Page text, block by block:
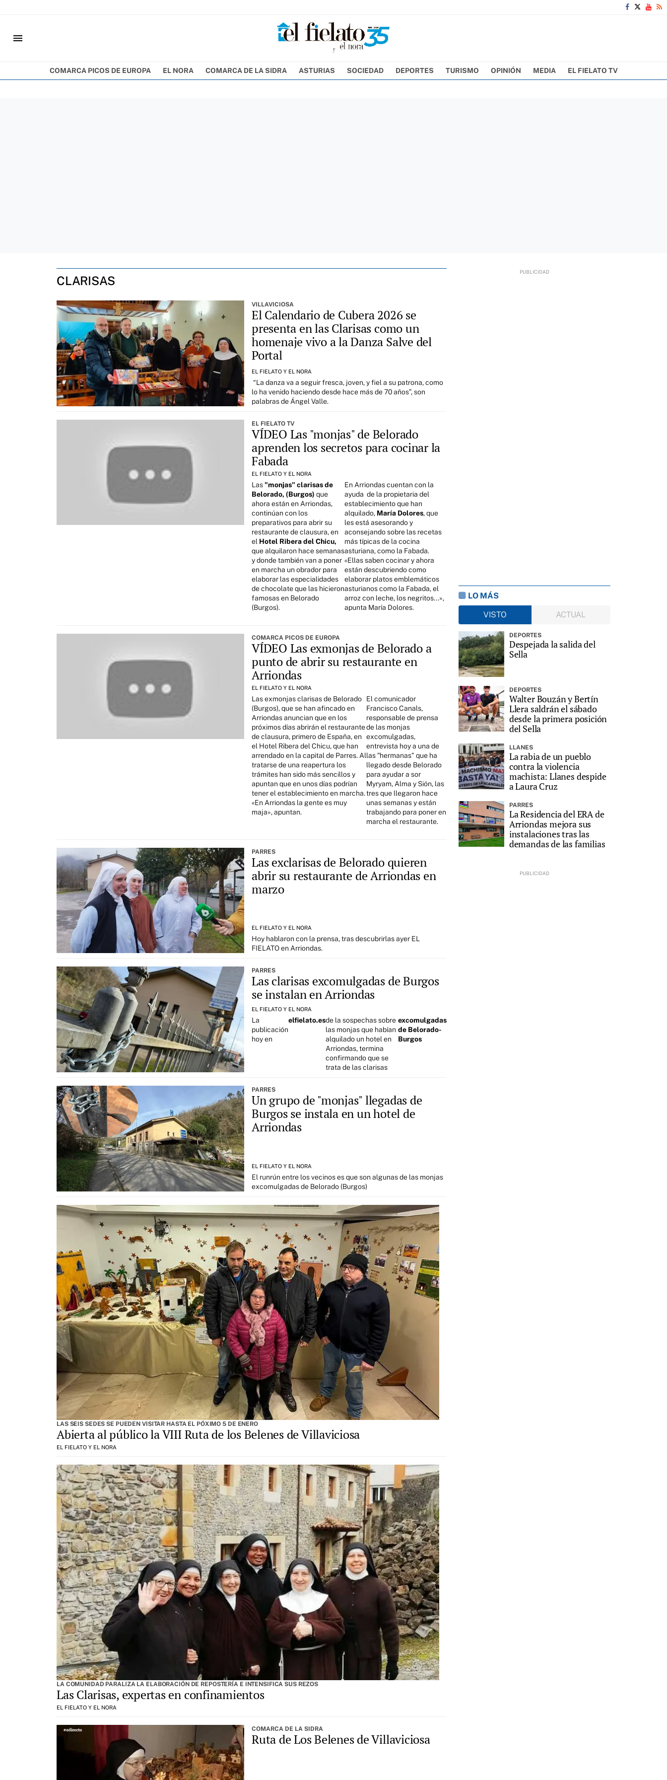
menu
COMARCA PICOS DE EUROPA EL NORA COMARCA DE LA SIDRA ASTURIAS SOCIEDAD DEPORTES TURISMO OPINIÓN MEDIA EL FIELATO TV
CLARISAS
VILLAVICIOSA
El Calendario de Cubera 2026 se
presenta en las Clarisas como un
homenaje vivo a la Danza Salve del
Portal
EL FIELATO Y EL NORA
“La danza va a seguir fresca, joven, y fiel a su patrona, como
lo ha venido haciendo desde hace más de 70 años”, son
palabras de Ángel Valle.
EL FIELATO TV
VÍDEO Las "monjas" de Belorado
aprenden los secretos para cocinar la
Fabada
EL FIELATO Y EL NORA
Las"monjas" clarisas de
Belorado, (Burgos) que
ahora están en Arriondas,
continúan con los
preparativos para abrir su
restaurante de clausura, en
el Hotel Ribera del Chicu,
que alquilaron hace semanas
y donde también van a poner
en marcha un obrador para
elaborar las especialidades
de chocolate que las hicieron
famosas en Belorado
(Burgos).
En Arriondas cuentan con la
ayuda de la propietaria del
establecimiento que han
alquilado, María Dolores, que
les está asesorando y
aconsejando sobre las recetas
más típicas de la cocina
asturiana, como la Fabada.
«Ellas saben cocinar y ahora
están descubriendo como
elaborar platos emblemáticos
asturianos como la Fabada, el
arroz con leche, los negritos...»,
apunta María Dolores.
COMARCA PICOS DE EUROPA
VÍDEO Las exmonjas de Belorado a
punto de abrir su restaurante en
Arriondas
EL FIELATO Y EL NORA
Las exmonjas clarisas de Belorado
(Burgos), que se han afincado en
Arriondas anuncian que en los
próximos días abrirán el restaurante
de clausura, primero de España, en
el Hotel Ribera del Chicu, que han
arrendado en la capital de Parres. Al
tratarse de una reapertura los
trámites han sido más sencillos y
apuntan que en unos días podrían
tener el establecimiento en marcha.
«En Arriondas la gente es muy
maja», apuntan.
El comunicador
Francisco Canals,
responsable de prensa
de las monjas
excomulgadas,
entrevista hoy a una de
las "hermanas" que ha
llegado desde Belorado
para ayudar a sor
Myryam, Alma y Sión, las
tres que llegaron hace
unas semanas y están
trabajando para poner en
marcha el restaurante.
PARRES
Las exclarisas de Belorado quieren
abrir su restaurante de Arriondas en
marzo
EL FIELATO Y EL NORA
Hoy hablaron con la prensa, tras descubrirlas ayer EL
FIELATO en Arriondas.
PARRES
Las clarisas excomulgadas de Burgos
se instalan en Arriondas
EL FIELATO Y EL NORA
La
publicación
hoy en
elfielato.esde la sospechas sobre
las monjas que habían
alquilado un hotel en
Arriondas, termina
confirmando que se
trata de las clarisas
excomulgadas
de Belorado-
Burgos
PARRES
Un grupo de "monjas" llegadas de
Burgos se instala en un hotel de
Arriondas
EL FIELATO Y EL NORA
El runrún entre los vecinos es que son algunas de las monjas
excomulgadas de Belorado (Burgos)
LAS SEIS SEDES SE PUEDEN VISITAR HASTA EL PÓXIMO 5 DE ENERO
Abierta al público la VIII Ruta de los Belenes de Villaviciosa
EL FIELATO Y EL NORA
LA COMUNIDAD PARALIZA LA ELABORACIÓN DE REPOSTERÍA E INTENSIFICA SUS REZOS
Las Clarisas, expertas en confinamientos
EL FIELATO Y EL NORA
COMARCA DE LA SIDRA
Ruta de Los Belenes de Villaviciosa
LO MÁS
VISTO
ACTUAL
DEPORTES
Despejada la salida del
Sella
DEPORTES
Walter Bouzán y Bertín
Llera saldrán el sábado
desde la primera posición
del Sella
LLANES
La rabia de un pueblo
contra la violencia
machista: Llanes despide
a Laura Cruz
PARRES
La Residencia del ERA de
Arriondas mejora sus
instalaciones tras las
demandas de las familias